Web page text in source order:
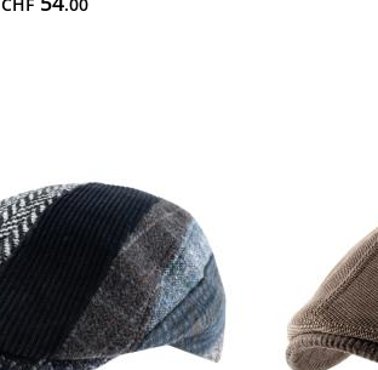
CHF .00